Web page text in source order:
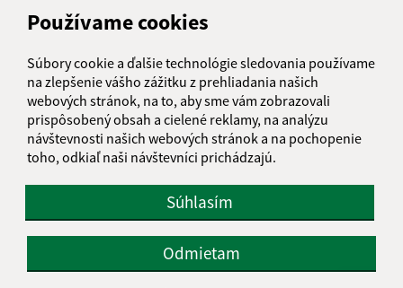
Používame cookies
Súbory cookie a ďalšie technológie sledovania používame
na zlepšenie vášho zážitku z prehliadania našich
webových stránok, na to, aby sme vám zobrazovali
prispôsobený obsah a cielené reklamy, na analýzu
návštevnosti našich webových stránok a na pochopenie
toho, odkiaľ naši návštevníci prichádzajú.
Súhlasím
Odmietam
IČO: 00305057